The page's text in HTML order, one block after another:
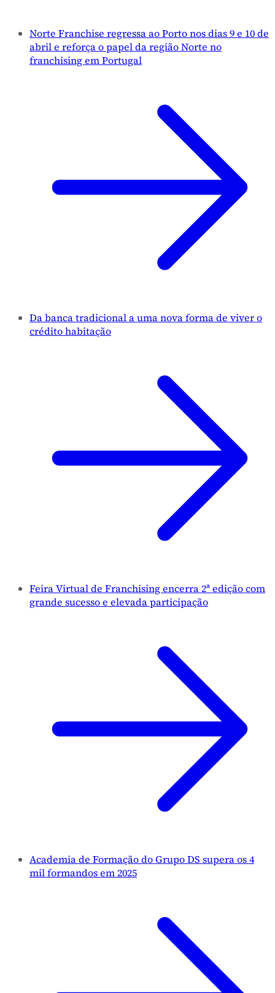
Norte Franchise regressa ao Porto nos dias 9 e 10 de
abril e reforça o papel da região Norte no
franchising em Portugal
Da banca tradicional a uma nova forma de viver o
crédito habitação
Feira Virtual de Franchising encerra 2ª edição com
grande sucesso e elevada participação
Academia de Formação do Grupo DS supera os 4
mil formandos em 2025